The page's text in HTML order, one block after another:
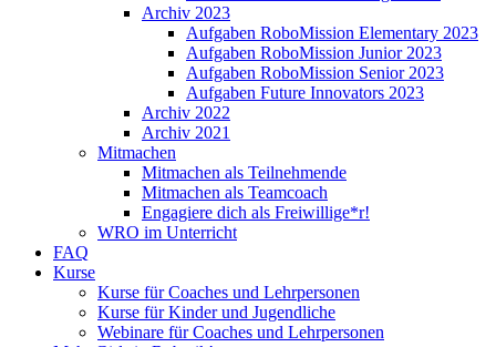
Archiv 2023
Aufgaben RoboMission Elementary 2023
Aufgaben RoboMission Junior 2023
Aufgaben RoboMission Senior 2023
Aufgaben Future Innovators 2023
Archiv 2022
Archiv 2021
Mitmachen
Mitmachen als Teilnehmende
Mitmachen als Teamcoach
Engagiere dich als Freiwillige*r!
WRO im Unterricht
FAQ
Kurse
Kurse für Coaches und Lehrpersonen
Kurse für Kinder und Jugendliche
Webinare für Coaches und Lehrpersonen